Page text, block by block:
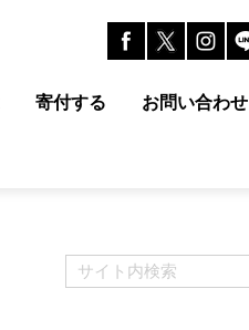
寄付する お問い合わせ